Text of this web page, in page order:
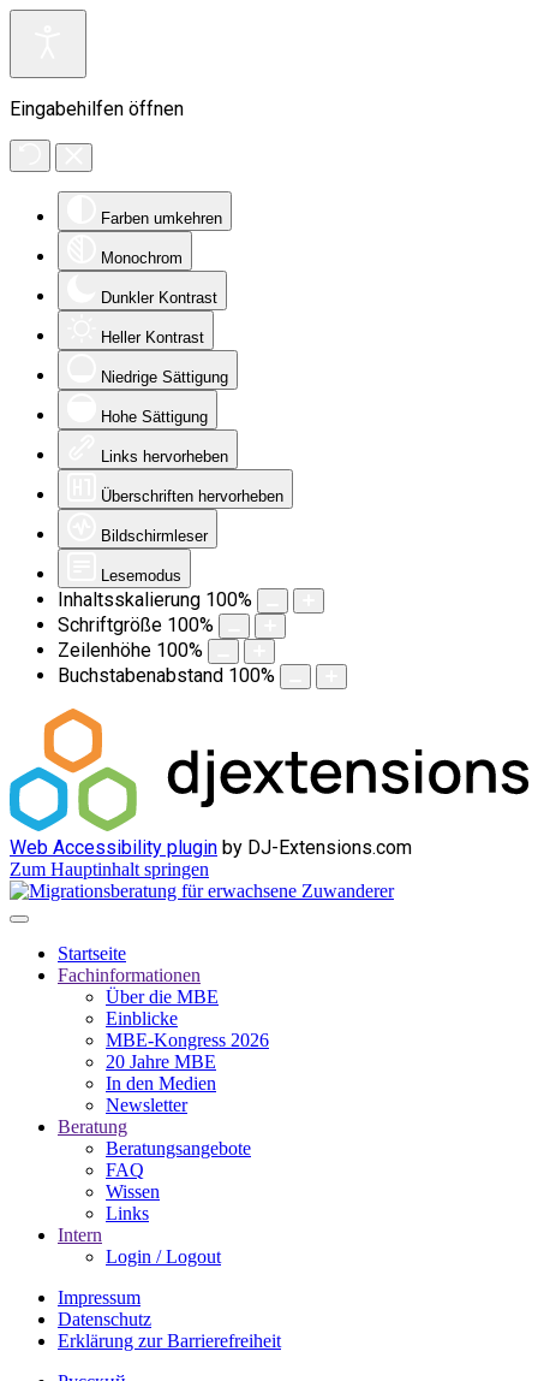
Eingabehilfen öffnen
Farben umkehren
Monochrom
Dunkler Kontrast
Heller Kontrast
Niedrige Sättigung
Hohe Sättigung
Links hervorheben
Überschriften hervorheben
Bildschirmleser
Lesemodus
Inhaltsskalierung 100%
Schriftgröße 100%
Zeilenhöhe 100%
Buchstabenabstand 100%
Web Accessibility plugin by DJ-Extensions.com
Zum Hauptinhalt springen
Startseite
Fachinformationen
Über die MBE
Einblicke
MBE-Kongress 2026
20 Jahre MBE
In den Medien
Newsletter
Beratung
Beratungsangebote
FAQ
Wissen
Links
Intern
Login / Logout
Impressum
Datenschutz
Erklärung zur Barrierefreiheit